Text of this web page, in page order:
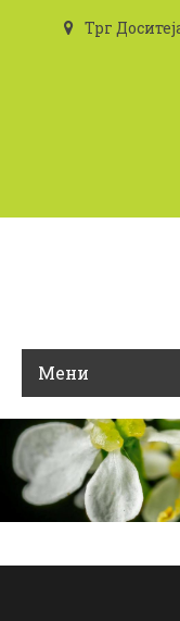
Трг
Мени